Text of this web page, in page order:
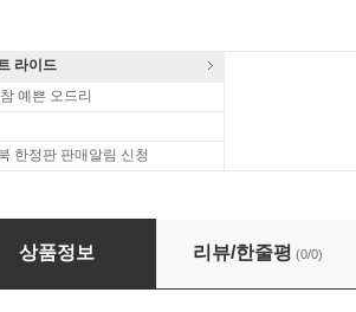
라이드
예쁜 오드리
한정판 판매알림 신청
Melua - Album No.8 (LP)
상품정보 리뷰/한줄평 (0/0)